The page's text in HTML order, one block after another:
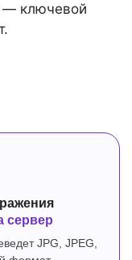
— ключевой
сервер
JPG, JPEG,